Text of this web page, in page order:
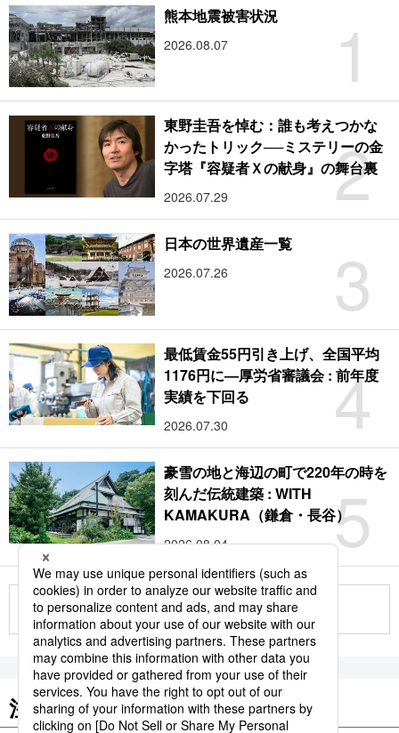
1
熊本地震被害状況
2026.08.07
2
東野圭吾を悼む：誰も考えつかな
かったトリック──ミステリーの金
字塔『容疑者Ｘの献身』の舞台裏
2026.07.29
3
日本の世界遺産一覧
2026.07.26
4
最低賃金55円引き上げ、全国平均
1176円に―厚労省審議会 : 前年度
実績を下回る
2026.07.30
5
豪雪の地と海辺の町で220年の時を
刻んだ伝統建築 : WITH
KAMAKURA（鎌倉・長谷）
2026.08.04
もっと見る
注目のキーワード